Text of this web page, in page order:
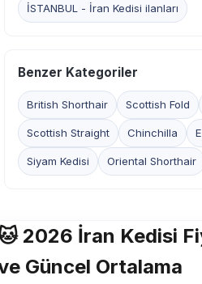
İSTANBUL - İran Kedisi ilanları
Benzer Kategoriler
British Shorthair Scottish Fold
Scottish Straight Chinchilla
Siyam Kedisi Oriental Shorthair
2026 İran Kedisi
Güncel Ortalama